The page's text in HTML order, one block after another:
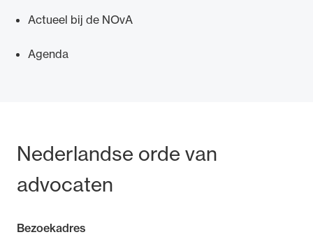
Actueel bij de NOvA
Agenda
Bezoek- en postadres
Nederlandse orde van
advocaten
Bezoekadres